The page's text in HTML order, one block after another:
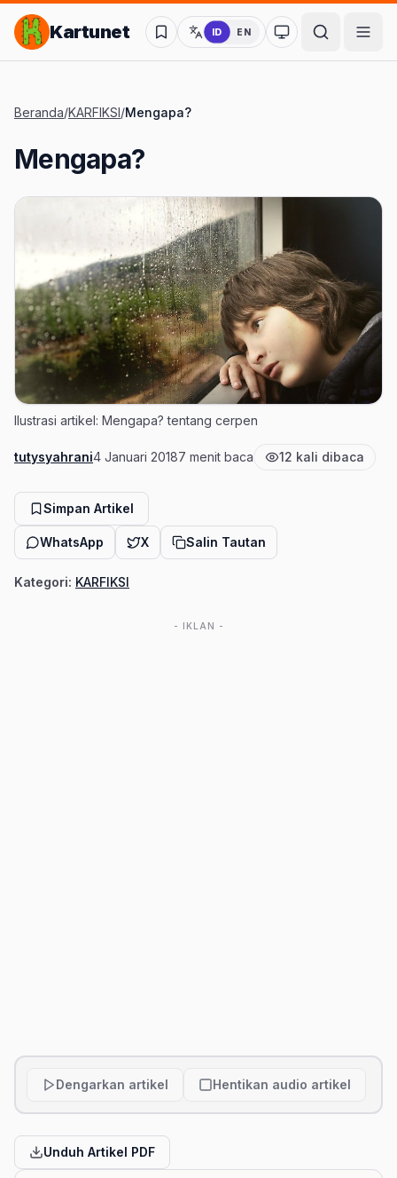
Lompat ke Konten Utama
Kartunet ID EN
Ubah ke mode
Beranda/KARFIKSI/Mengapa?
Mengapa?
Ilustrasi artikel: Mengapa? tentang cerpen
Penulis
tutysyahraniTanggal terbit
4 Januari 2018Estimasi waktu baca
7 menit baca Jumlah pembaca
12 kali dibaca
Simpan Artikel
WhatsApp X Salin Tautan
Kategori: KARFIKSI
- IKLAN -
Dengarkan artikel Hentikan audio artikel
Unduh Artikel PDF